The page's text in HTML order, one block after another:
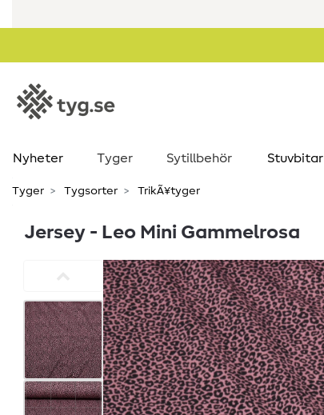
Nyheter Tyger Sytillbehör Stuvbitar
Tyger Tygsorter TrikÃ¥tyger
Jersey - Leo Mini Gammelrosa